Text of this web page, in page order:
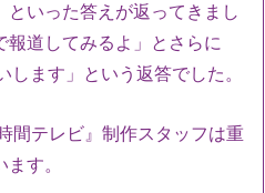
いった答えが返ってきまし
報道してみるよ」とさらに
ます」という返答でした。
間テレビ』制作スタッフは重
す。